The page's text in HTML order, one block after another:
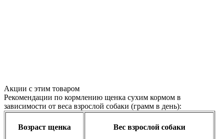
Акции с этим товаром
Рекомендации по кормлению щенка сухим кормом в
зависимости от веса взрослой собаки (грамм в день):
Возраст щенка Вес взрослой собаки